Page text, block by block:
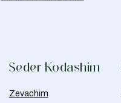
Seder Kodashim
Zevachim